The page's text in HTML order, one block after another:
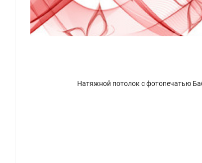
Натяжной потолок с фотопечатью